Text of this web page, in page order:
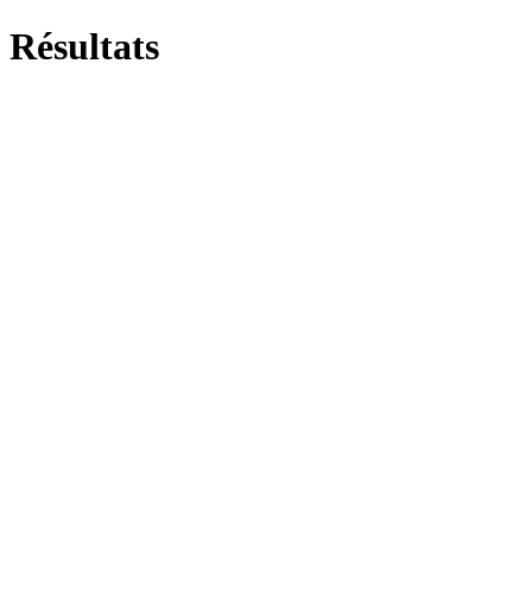
Résultats